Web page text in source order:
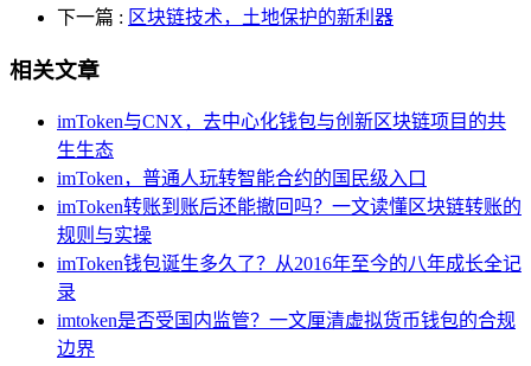
下一篇 : 区块链技术，土地保护的新利器
相关文章
imToken与CNX，去中心化钱包与创新区块链项目的共
生生态
imToken，普通人玩转智能合约的国民级入口
imToken转账到账后还能撤回吗？一文读懂区块链转账的
规则与实操
imToken钱包诞生多久了？从2016年至今的八年成长全记
录
imtoken是否受国内监管？一文厘清虚拟货币钱包的合规
边界